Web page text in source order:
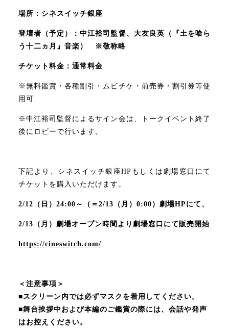
場所：シネスイッチ銀座
登壇者（予定）：中江裕司監督、大友良英（『土を喰ら
う十二ヵ月』音楽） ※敬称略
チケット料金：通常料金
※無料鑑賞・各種割引・ムビチケ・前売券・割引券等使
用可
※中江裕司監督によるサイン会は、トークイベント終了
後にロビーで行います。
下記より、シネスイッチ銀座HPもしくは劇場窓口にて
チケットを購入いただけます。
2/12（日）24:00～（＝2/13（月）0:00）劇場HPにて、
2/13（月）劇場オープン 時間より劇場窓口にて販売開始
https://cineswitch.com/
＜注意事項＞
■スクリーン内では必ずマスクを着用してください。
■舞台挨拶中および本編のご鑑賞の際には、会話や発声
はお控えください。